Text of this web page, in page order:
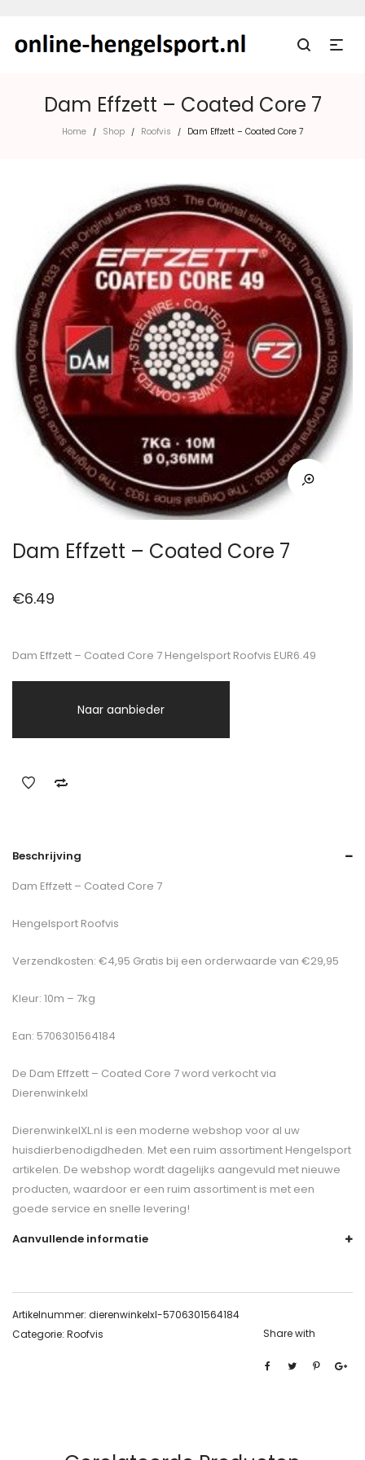
Dam Effzett – Coated Core 7
Home / Shop / Roofvis / Dam Effzett – Coated Core 7
Dam Effzett – Coated Core 7
€6.49
Dam Effzett – Coated Core 7 Hengelsport Roofvis EUR6.49
Naar aanbieder
Beschrijving
Dam Effzett – Coated Core 7
Hengelsport Roofvis
Verzendkosten: €4,95 Gratis bij een orderwaarde van €29,95
Kleur: 10m – 7kg
Ean: 5706301564184
De Dam Effzett – Coated Core 7word verkocht via
Dierenwinkelxl
DierenwinkelXL.nl is een moderne webshop voor al uw
huisdierbenodigdheden. Met een ruim assortiment Hengelsport
artikelen. De webshop wordt dagelijks aangevuld met nieuwe
producten, waardoor er een ruim assortiment is met een
goede service en snelle levering!
Aanvullende informatie
Artikelnummer: dierenwinkelxl-5706301564184
Categorie: Roofvis Share with